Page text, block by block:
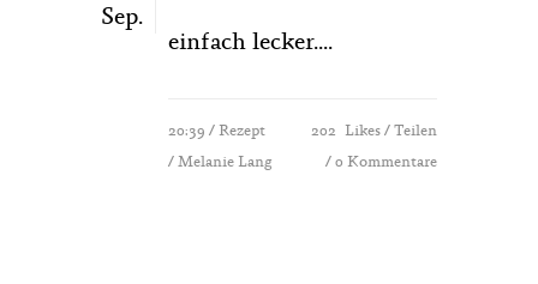
Sep.
einfach lecker....
20:39 / Rezept
/ Melanie Lang
202 Likes
Teilen
0 Kommentare